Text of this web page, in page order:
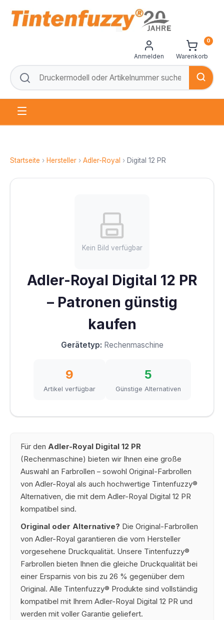
Anmelden Warenkorb
0
Startseite › Hersteller › Adler-Royal › Digital 12 PR
Kein Bild verfügbar
Adler-Royal Digital 12 PR
– Patronen günstig
kaufen
Gerätetyp: Rechenmaschine
9
Artikel verfügbar
5
Günstige Alternativen
Für den Adler-Royal Digital 12 PR
(Rechenmaschine) bieten wir Ihnen eine große
Auswahl an Farbrollen – sowohl Original-Farbrollen
von Adler-Royal als auch hochwertige Tintenfuzzy®
Alternativen, die mit dem Adler-Royal Digital 12 PR
kompatibel sind.
Original oder Alternative? Die Original-Farbrollen
von Adler-Royal garantieren die vom Hersteller
vorgesehene Druckqualität. Unsere Tintenfuzzy®
Farbrollen bieten Ihnen die gleiche Druckqualität bei
einer Ersparnis von bis zu 26 % gegenüber dem
Original. Alle Tintenfuzzy® Produkte sind vollständig
kompatibel mit Ihrem Adler-Royal Digital 12 PR und
werden mit voller Garantie geliefert.